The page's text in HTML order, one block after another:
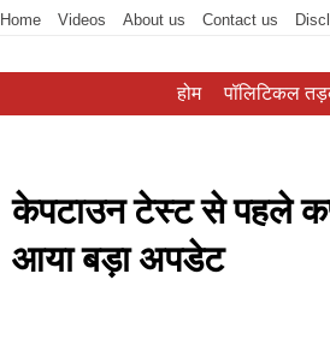
Home Videos About us Contact us
होम पॉलिटिकल
केपटाउन टेस्ट से पहले
आया बड़ा अपडेट